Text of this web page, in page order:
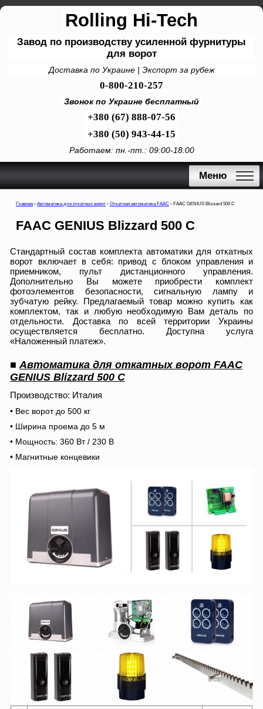
Rolling Hi-Tech
Завод по производству усиленной фурнитуры
для ворот
Доставка по Украине | Экспорт за рубеж
0-800-210-257
Звонок по Украине бесплатный
+380 (67) 888-07-56
+380 (50) 943-44-15
Работаем: пн.-пт.: 09:00-18:00
Меню
Главная › Автоматика для откатных ворот › Откатная автоматика FAAC › FAAC GENIUS Blizzard 500 C
FAAC GENIUS Blizzard 500 C
Стандартный состав комплекта автоматики для откатных
ворот включает в себя: привод с блоком управления и
приемником, пульт дистанционного управления.
Дополнительно Вы можете приобрести комплект
фотоэлементов безопасности, сигнальную лампу и
зубчатую рейку. Предлагаемый товар можно купить как
комплектом, так и любую необходимую Вам деталь по
отдельности. Доставка по всей территории Украины
осуществляется бесплатно. Доступна услуга
«Наложенный платеж».
■Автоматика для откатных ворот FAAC
GENIUS Blizzard 500 C
Производство: Италия
• Вес ворот до 500 кг
• Ширина проема до 5 м
• Мощность: 360 Вт / 230 В
• Магнитные концевики